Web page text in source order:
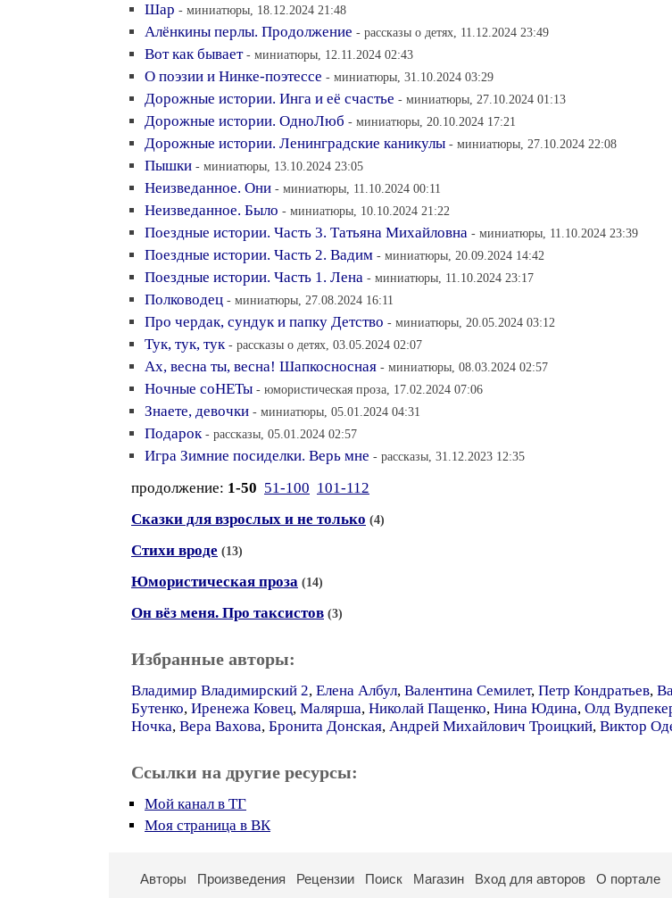
Шар - миниатюры, 18.12.2024 21:48
Алёнкины перлы. Продолжение - рассказы о детях, 11.12.2024 23:49
Вот как бывает - миниатюры, 12.11.2024 02:43
О поэзии и Нинке-поэтессе - миниатюры, 31.10.2024 03:29
Дорожные истории. Инга и её счастье - миниатюры, 27.10.2024 01:13
Дорожные истории. ОдноЛюб - миниатюры, 20.10.2024 17:21
Дорожные истории. Ленинградские каникулы - миниатюры, 27.10.2024 22:08
Пышки - миниатюры, 13.10.2024 23:05
Неизведанное. Они - миниатюры, 11.10.2024 00:11
Неизведанное. Было - миниатюры, 10.10.2024 21:22
Поездные истории. Часть 3. Татьяна Михайловна - миниатюры, 11.10.2024 23:39
Поездные истории. Часть 2. Вадим - миниатюры, 20.09.2024 14:42
Поездные истории. Часть 1. Лена - миниатюры, 11.10.2024 23:17
Полководец - миниатюры, 27.08.2024 16:11
Про чердак, сундук и папку Детство - миниатюры, 20.05.2024 03:12
Тук, тук, тук - рассказы о детях, 03.05.2024 02:07
Ах, весна ты, весна! Шапкосносная - миниатюры, 08.03.2024 02:57
Ночные соНЕТы - юмористическая проза, 17.02.2024 07:06
Знаете, девочки - миниатюры, 05.01.2024 04:31
Подарок - рассказы, 05.01.2024 02:57
Игра Зимние посиделки. Верь мне - рассказы, 31.12.2023 12:35
продолжение: 1-50 51-100 101-112
Сказки для взрослых и не только (4)
Стихи вроде (13)
Юмористическая проза (14)
Он вёз меня. Про таксистов (3)
Избранные авторы:
Владимир Владимирский 2, Елена Албул, Валентина Семилет, Петр Кондратьев,
Бутенко, Иренежа Ковец, Малярша, Николай Пащенко, Нина Юдина, Олд
Ночка, Вера Вахова, Бронита Донская, Андрей Михайлович Троицкий, Виктор
Ссылки на другие ресурсы:
Мой канал в ТГ
Моя страница в ВК
Авторы Произведения Рецензии Поиск Магазин Вход для авторов О портале